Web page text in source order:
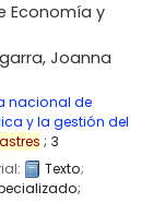
Economía y
Joanna
nacional de
y la gestión del
; 3
Texto;